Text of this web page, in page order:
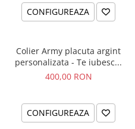
CONFIGUREAZA
Colier Army placuta argint
personalizata - Te iubesc...
400,00 RON
CONFIGUREAZA